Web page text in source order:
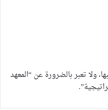
ولا تعبر بالضرورة عن “المعهد